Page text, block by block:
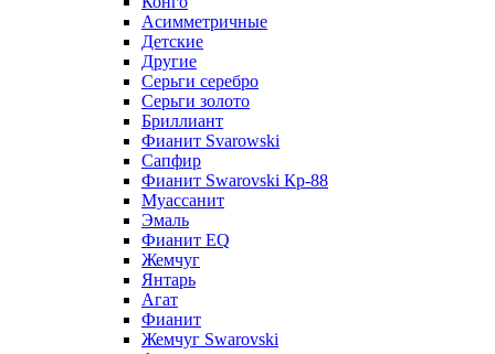
Асимметричные
Детские
Другие
Серьги серебро
Серьги золото
Бриллиант
Фианит Svarowski
Сапфир
Фианит Swarovski Кр-88
Муассанит
Эмаль
Фианит EQ
Жемчуг
Янтарь
Агат
Фианит
Жемчуг Swarovski